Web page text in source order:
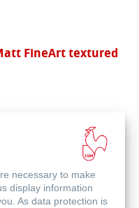
FineArt textured
FineArt
necessary to make
display information
As data protection is